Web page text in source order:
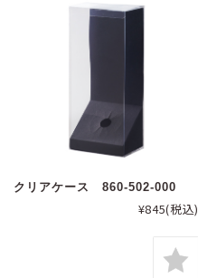
クリアケース 860-502-000
¥845(税込)